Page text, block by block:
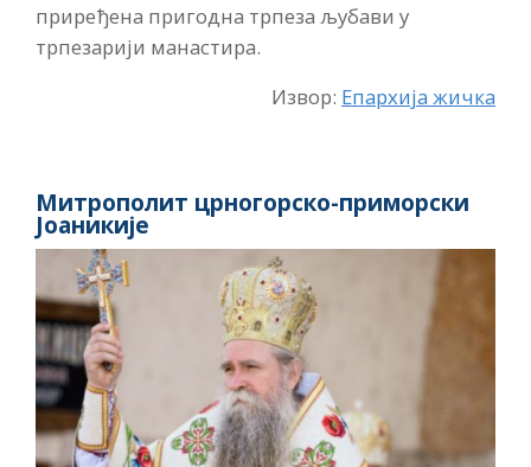
приређена пригодна трпеза љубави у
трпезарији манастира.
Извор: Епархија жичка
Митрополит црногорско-приморски
Јоаникије